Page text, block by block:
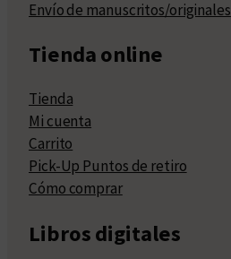
Envío de manuscritos/originales
Tienda online
Tienda
Mi cuenta
Carrito
Pick-Up Puntos de retiro
Cómo comprar
Libros digitales